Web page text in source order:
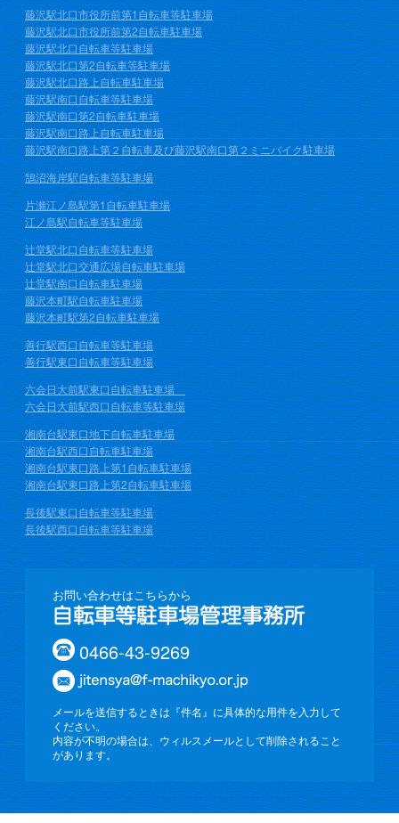
藤沢駅北口市役所前第1自転車等駐車場
藤沢駅北口市役所前第2自転車駐車場
藤沢駅北口自転車等駐車場
藤沢駅北口第2自転車等駐車場
藤沢駅北口路上自転車駐車場
藤沢駅南口自転車等駐車場
藤沢駅南口第2自転車駐車場
藤沢駅南口路上自転車駐車場
藤沢駅南口路上第２自転車及び藤沢駅南口第２ミニバイク駐車場
鵠沼海岸駅自転車等駐車場
片瀬江ノ島駅第1自転車駐車場
江ノ島駅自転車等駐車場
辻堂駅北口自転車等駐車場
辻堂駅北口交通広場自転車駐車場
辻堂駅南口自転車駐車場
藤沢本町駅自転車駐車場
藤沢本町駅第2自転車駐車場
善行駅西口自転車等駐車場
善行駅東口自転車等駐車場
六会日大前駅東口自転車駐車場
六会日大前駅西口自転車等駐車場
湘南台駅東口地下自転車駐車場
湘南台駅西口自転車駐車場
湘南台駅東口路上第1自転車駐車場
湘南台駅東口路上第2自転車駐車場
長後駅東口自転車等駐車場
長後駅西口自転車等駐車場
お問い合わせはこちらから
0466-43-9269
メールを送信するときは『件名』に具体的な用件を入力して
ください。
内容が不明の場合は、ウィルスメールとして削除されること
があります。